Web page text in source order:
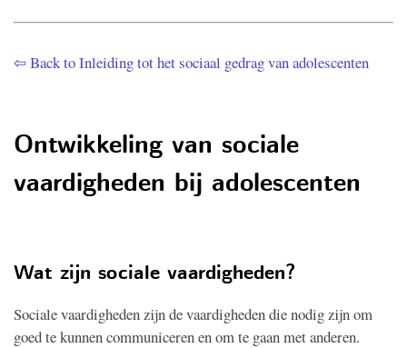
⇦ Back to Inleiding tot het sociaal gedrag van adolescenten
Ontwikkeling van sociale
vaardigheden bij adolescenten
Wat zijn sociale vaardigheden?
Sociale vaardigheden zijn de vaardigheden die nodig zijn om
goed te kunnen communiceren en om te gaan met anderen.